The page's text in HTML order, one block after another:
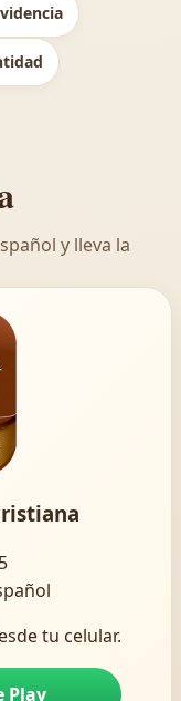
y lleva la
tu celular.
Play